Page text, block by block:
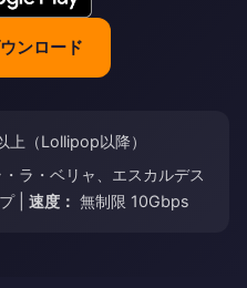
ンロード
（Lollipop以降）
ラ・ベリャ、エスカルデス
| 速度： 無制限 10Gbps